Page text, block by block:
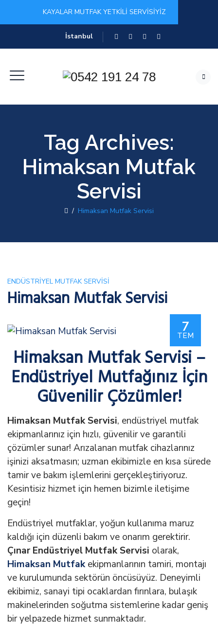
KAYALAR MUTFAK YETKİLİ SERVİSİYİZ
İstanbul
Tag Archives:
Himaksan Mutfak
Servisi
/ Himaksan Mutfak Servisi
ENDÜSTRIYEL MUTFAK SERVISI
Himaksan Mutfak Servisi
7
TEM
Himaksan Mutfak Servisi –
Endüstriyel Mutfağınız İçin
Güvenilir Çözümler!
Himaksan Mutfak Servisi, endüstriyel mutfak
ekipmanlarınız için hızlı, güvenilir ve garantili
çözümler sunar! Arızalanan mutfak cihazlarınız
işinizi aksatmasın; uzman ekibimizle en kısa sürede
tamir ve bakım işlemlerini gerçekleştiriyoruz.
Kesintisiz hizmet için hemen bizimle iletişime
geçin!
Endüstriyel mutfaklar, yoğun kullanıma maruz
kaldığı için düzenli bakım ve onarım gerektirir.
Çınar Endüstriyel Mutfak Servisi olarak,
Himaksan Mutfakekipmanlarının tamiri, montajı
ve kurulumunda sektörün öncüsüyüz. Deneyimli
ekibimiz, sanayi tipi ocaklardan fırınlara, bulaşık
makinelerinden soğutma sistemlerine kadar geniş
bir yelpazede hizmet sunmaktadır.